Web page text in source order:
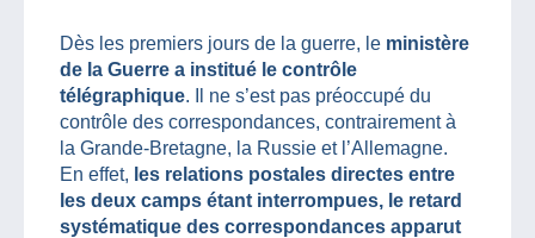
Dès les premiers jours de la guerre, le ministère
de la Guerre a institué le contrôle
télégraphique. Il ne s’est pas préoccupé du
contrôle des correspondances, contrairement à
la Grande-Bretagne, la Russie et l’Allemagne.
En effet, les relations postales directes entre
les deux camps étant interrompues, le retard
systématique des correspondances apparut